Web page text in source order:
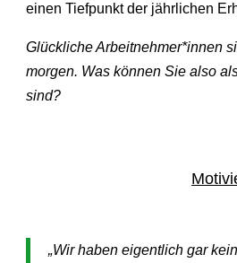
einen Tiefpunkt der jährlichen
Glückliche Arbeitnehmer*innen
morgen. Was können Sie also
sind?
„Wir haben eigentlich gar